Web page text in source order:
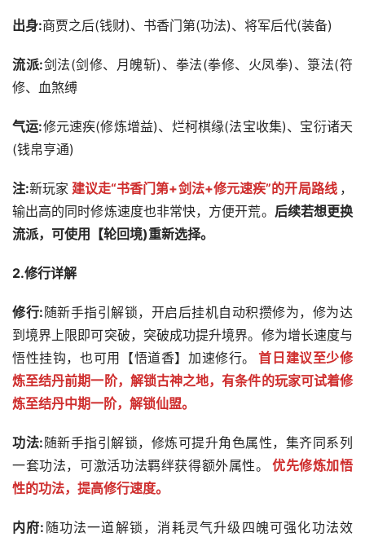
出身:商贾之后(钱财)、书香门第(功法)、将军后代(装备)
流派:剑法(剑修、月魄斩)、拳法(拳修、火凤拳)、箓法(符
修、血煞缚
气运:修元速疾(修炼增益)、烂柯棋缘(法宝收集)、宝衍诸天
(钱帛亨通)
注:新玩家 建议走“书香门第+剑法+修元速疾”的开局路线 ，
输出高的同时修炼速度也非常快，方便开荒。 后续若想更换
流派，可使用【轮回境)重新选择。
2.修行详解
修行: 随新手指引解锁，开启后挂机自动积攒修为，修为达
到境界上限即可突破，突破成功提升境界。修为增长速度与
悟性挂钩，也可用【悟道香】加速修行。
首日建议至少修
炼至结丹前期一阶，解锁古神之地，有条件的玩家可试着修
炼至结丹中期一阶，解锁仙盟。
功法: 随新手指引解锁，修炼可提升角色属性，集齐同系列
一套功法，可激活功法羁绊获得额外属性。
优先修炼加悟
性的功法，提高修行速度。
内府: 随功法一道解锁，消耗灵气升级四魄可强化功法效